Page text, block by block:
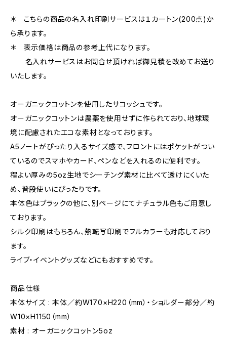
＊ こちらの商品の名入れ印刷サービスは１カートン(200点)か
ら承ります。
＊ 表示価格は商品の参考上代になります。
名入れサービスはお問合せ頂ければ御見積を改めてお送り
いたします。
オーガニックコットンを使用したサコッシュです。
オーガニックコットンは農薬を使用せずに作られており、地球環
境に配慮されたエコな素材となっております。
A5ノートがぴったり入るサイズ感で、フロントにはポケットがつい
ているのでスマホやカード、ペンなどを入れるのに便利です。
程よい厚みの5oz生地でシーチング素材に比べて透けにくいた
め、普段使いにぴったりです。
本体色はブラックの他に、別ページにてナチュラル色もご用意し
ております。
シルク印刷はもちろん、熱転写印刷でフルカラーも対応しており
ます。
ライブ・イベントグッズなどにもおすすめです。
商品仕様
本体サイズ : 本体／約W170×H220（mm）・ショルダー部分／約
W10×H1150（mm）
素材 : オーガニックコットン5oz